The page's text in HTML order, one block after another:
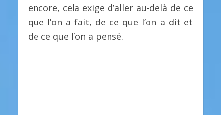
encore, cela exige d’aller au-delà de ce
que l’on a fait, de ce que l’on a dit et
de ce que l’on a pensé.